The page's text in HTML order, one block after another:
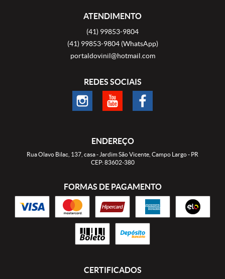
ATENDIMENTO
(41) 99853-9804
(41)99853-9804 (WhatsApp)
portaldovinil@hotmail.com
REDES SOCIAIS
ENDEREÇO
Rua Olavo Bilac, 137, casa- Jardim São Vicente, Campo Largo- PR
CEP: 83602-380
FORMAS DE PAGAMENTO
CERTIFICADOS